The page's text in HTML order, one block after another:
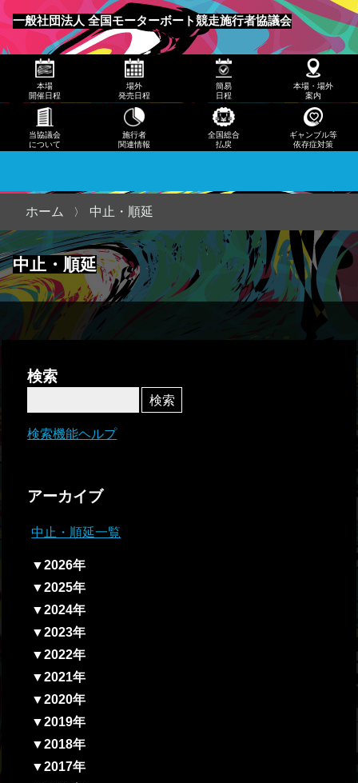
一般社団法人 全国モーターボート競走施行者協議会
メニュー
発売
日程
日程
本
場・
当協
議会
につ
いて
本場
開催日程
場外
発売日程
簡易
日程
本場・場外
案内
当協議会
について
施行者
関連情報
全国総合
払戻
ギャンブル等
依存症対策
中止・順延
ホーム 中止・順延
検索
検索機能ヘルプ
アーカイブ
中止・順延一覧
▼2026年
▼2025年
▼2024年
▼2023年
▼2022年
▼2021年
▼2020年
▼2019年
▼2018年
▼2017年